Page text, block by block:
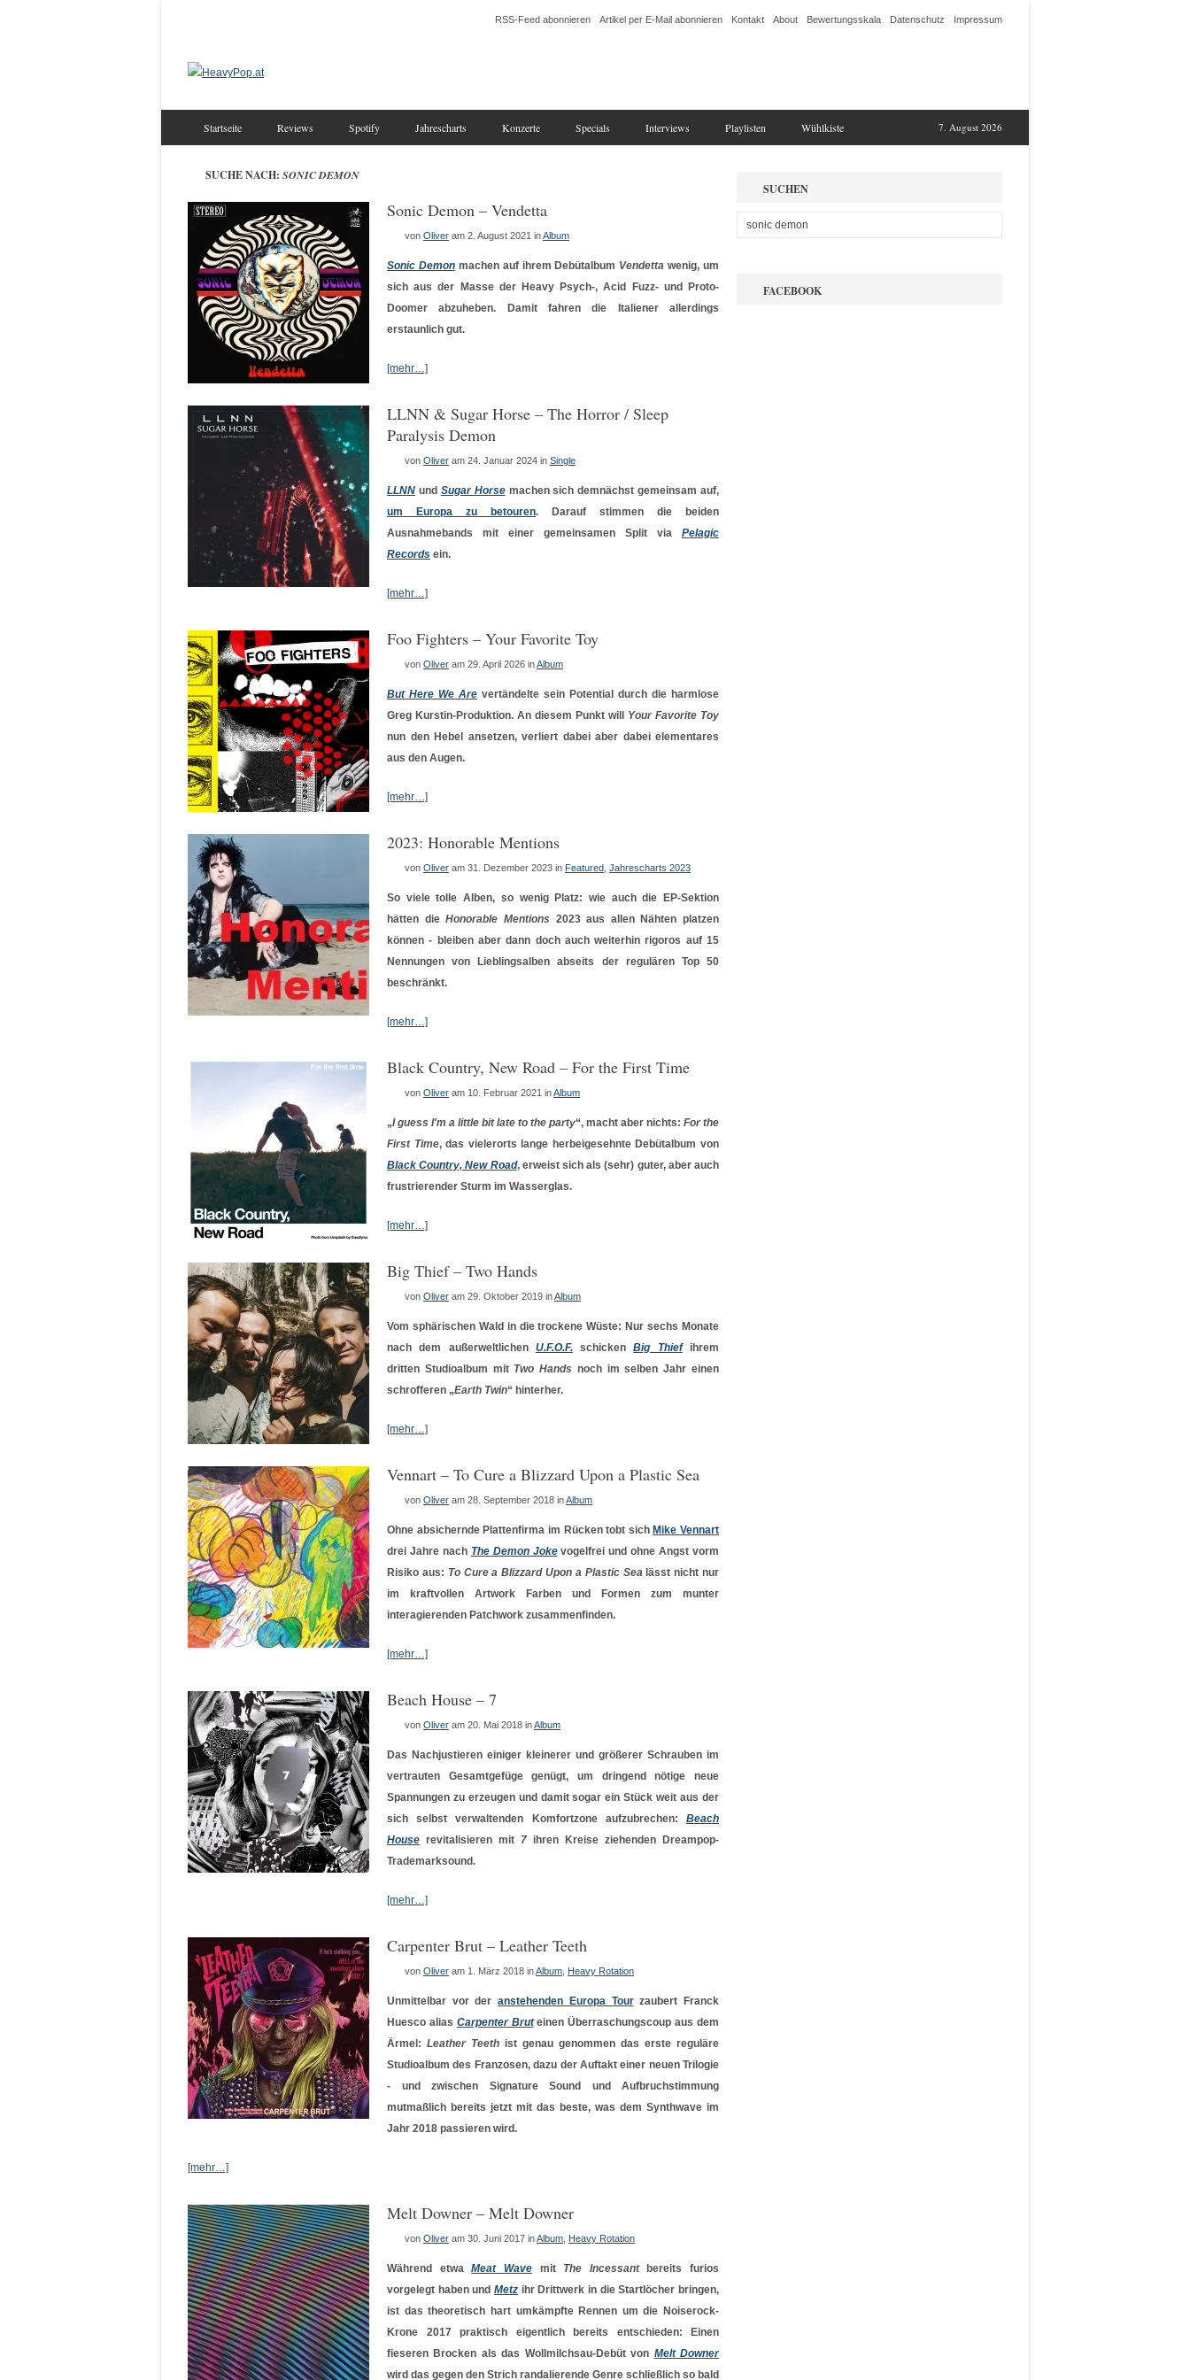
RSS-Feed abonnieren Artikel per E-Mail abonnieren Kontakt About Bewertungsskala Datenschutz Impressum
7. August 2026
Startseite Reviews Spotify Jahrescharts Konzerte Specials Interviews Playlisten Wühlkiste
SUCHE NACH: SONIC DEMON
Sonic Demon – Vendetta
von Oliver am 2. August 2021 inAlbum
Sonic Demonmachen auf ihrem Debütalbum Vendetta wenig, um
sich aus der Masse der Heavy Psych-, Acid Fuzz- und Proto-
Doomer abzuheben. Damit fahren die Italiener allerdings
erstaunlich gut.
[mehr…]
LLNN & Sugar Horse – The Horror / Sleep
Paralysis Demon
von Oliver am 24. Januar 2024 in Single
LLNN und Sugar Horsemachen sich demnächst gemeinsam auf,
um Europa zu betouren. Darauf stimmen die beiden
Ausnahmebands mit einer gemeinsamen Split via Pelagic
Records ein.
[mehr…]
Foo Fighters – Your Favorite Toy
von Oliver am 29. April 2026 inAlbum
But Here We Are vertändelte sein Potential durch die harmlose
Greg Kurstin-Produktion. An diesem Punkt will Your Favorite Toy
nun den Hebel ansetzen, verliert dabei aber dabei elementares
aus den Augen.
[mehr…]
2023: Honorable Mentions
von Oliver am 31. Dezember 2023 in Featured Jahrescharts 2023
So viele tolle Alben, so wenig Platz: wie auch die EP-Sektion
hätten dieHonorable Mentions 2023 aus allen Nähten platzen
können - bleiben aber dann doch auch weiterhin rigoros auf 15
Nennungen von Lieblingsalben abseits der regulären Top 50
beschränkt.
[mehr…]
Black Country, New Road – For the First Time
von Oliver am 10. Februar 2021 inAlbum
„I guess I'm a little bit late to the party“, macht aber nichts: For the
First Time, das vielerorts lange herbeigesehnte Debütalbum von
Black Country, New Road, erweist sich als (sehr) guter, aber auch
frustrierender Sturm im Wasserglas.
[mehr…]
Big Thief – Two Hands
von Oliver am 29. Oktober 2019 inAlbum
Vom sphärischen Wald in die trockene Wüste: Nur sechs Monate
nach dem außerweltlichen U.F.O.F.schickenBig Thiefihrem
dritten Studioalbum mit Two Hands noch im selben Jahr einen
schrofferen „Earth Twin“ hinterher.
[mehr…]
Vennart – To Cure a Blizzard Upon a Plastic Sea
von Oliver am 28. September 2018 inAlbum
Ohne absichernde Plattenfirma im Rücken tobt sich Mike Vennart
drei Jahre nach The Demon Jokevogelfrei und ohne Angst vorm
Risiko aus: To Cure a Blizzard Upon a Plastic Sealässt nicht nur
im kraftvollen Artwork Farben und Formen zum munter
interagierenden Patchwork zusammenfinden.
[mehr…]
Beach House – 7
von Oliver am 20. Mai 2018 inAlbum
Das Nachjustieren einiger kleinerer und größerer Schrauben im
vertrauten Gesamtgefüge genügt, um dringend nötige neue
Spannungen zu erzeugen und damit sogar ein Stück weit aus der
sich selbst verwaltenden Komfortzone aufzubrechen: Beach
House revitalisieren mit 7 ihren Kreise ziehenden Dreampop-
Trademarksound.
[mehr…]
Carpenter Brut – Leather Teeth
von Oliver am 1. März 2018 inAlbum Heavy Rotation
Unmittelbar vor deranstehenden Europa Tourzaubert Franck
Huesco alias Carpenter Bruteinen Überraschungscoup aus dem
Ärmel: Leather Teeth ist genau genommen das erste reguläre
Studioalbum des Franzosen, dazu der Auftakt einer neuen Trilogie
- und zwischen Signature Sound und Aufbruchstimmung
mutmaßlich bereits jetzt mit das beste, was dem Synthwave im
Jahr 2018 passieren wird.
[mehr…]
Melt Downer – Melt Downer
von Oliver am 30. Juni 2017 inAlbum Heavy Rotation
Während etwaMeat Wavemit The Incessantbereits furios
vorgelegt haben und Metz ihr Drittwerk in die Startlöcher bringen,
ist das theoretisch hart umkämpfte Rennen um die Noiserock-
Krone 2017 praktisch eigentlich bereits entschieden: Einen
fieseren Brocken als das Wollmilchsau-Debüt von Melt Downer
wird das gegen den Strich randalierende Genre schließlich so bald
SUCHEN
FACEBOOK